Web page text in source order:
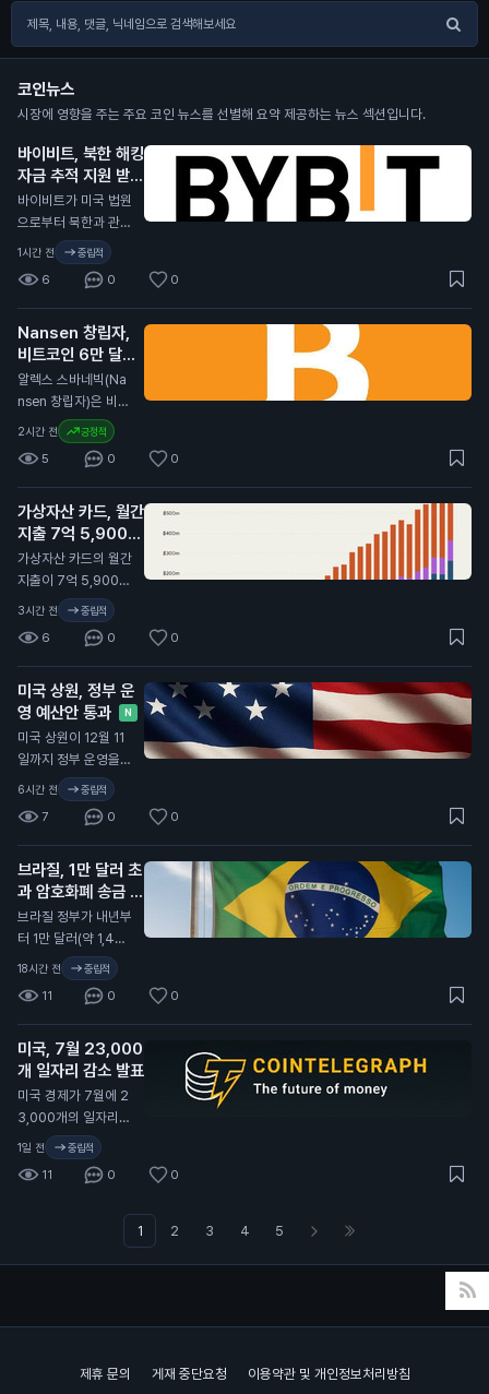
코인뉴스
시장에 영향을 주는 주요 코인 뉴스를 선별해 요약 제공하는 뉴스 섹션입니다.
바이비트, 북한 해킹
자금 추적 지원 받아
N
바이비트가 미국 법원
으로부터 북한과 관련
된 15억 달러 규모 해
킹 사건에 대한 추적
지원을 받았습니다.
그러나 도난당한 자금
의 90%는 이미 추적
이 불가능한 상태입니
다. 북한 해커들은 최
근 1,640개 기업을
침투했습니다. 이들은
가상자산 지갑을 주요
목표로 삼아 공격했습
니다. 연구자에 따르
면, 700~800개 조
직이 심각한 피해를
입었으며, 많은 기업
의 서버와 클라우드
시스템에 접근했습니
다. 이 사건은 일반 투
자자에게 중요한 의미
건이 가상자산 시장에
미치는 영향으로 인
해, 투자자들은 자산
의 안전성을 더욱 신
경 써야 할 것입니다.
1시간 전 중립적
6 0 0
Nansen 창립자,
비트코인 6만 달러
이하로 떨어지지 않
을 것 주장
N
알렉스 스바네빅(Na
nsen 창립자)은 비트
코인이 다시는 6만 달
러(약 8,000만 원)
이하로 떨어지지 않을
것이라고 주장했습니
다. 그는 현실 자산 거
래 덕분에 암호화폐
시장이 성장하고 있다
고 말했습니다. 스바
네빅은 최근 인터뷰에
서, 암호화폐가 실제
자산과 연결되면서 투
자자들이 더 많은 관
심을 보이고 있다고
설명했습니다. 그는
특히 미국 국채와 같
은 자산이 블록체인에
해 시장이 더욱 활성
화되고 있다고 강조했
트코인 투자자들에게
긍정적인 신호로 작용
할 수 있습니다. 비트
코인의 가격이 안정적
으로 유지되면, 더 많
은 사람들이 투자에
나설 가능성이 높아지
2시간 전 긍정적
5 0 0
가상자산 카드, 월간
지출 7억 5,900만
달러 기록
N
가상자산 카드의 월간
지출이 7억 5,900만
달러(약 1조 1,000억
원)를 기록했습니다.
이는 전년 대비 두 배
이상 증가한 수치입니
다. 가상자산 카드 사
용이 증가하면서, 많
은 사람들이 가상자산
을 일상에서 활용하고
있습니다. 이러한 변
화는 가상자산의 대중
화와 관련이 있습니
다. 특히, 데이터 센터
건설 비용이 증가하고
있어 가상자산과 인공
지능(AI) 관련 기업들
이 인프라를 확장하고
있습니다. 이 통계는
가상자산 카드 사용이
증가하고 있다는 것을
자자에게는 가상자산
의 수요가 높아지고
있다는 신호로 해석될
수 있습니다.
3시간 전 중립적
6 0 0
미국 상원, 정부 운
영 예산안 통과
N
미국 상원이 12월 11
일까지 정부 운영을
유지하는 예산안을 통
과시켰습니다. 이번
예산안은 현재의 정부
자금 지원 수준을 유
지하며, 여성, 유아 및
아동을 위한 특별 보
충 영양 프로그램(WI
C)과 국가 안보 프로
그램 등을 포함합니
다. 상원은 이 예산안
으로 사이버 보안 권
한과 기술 현대화 기
금을 연장했습니다.
이번 통과된 예산안은
정부의 자금 지원을
유지하지만, 향후 더
큰 지출 논의가 남아
있습니다. 이는 일반
투자자들에게 정부의
6시간 전 중립적
7 0 0
브라질, 1만 달러 초
과 암호화폐 송금 지
연 발표
N
브라질 정부가 내년부
터 1만 달러(약 1,400
만 원) 이상의 암호화
폐 송금을 최대 24시
간 지연시키기로 했습
니다. 이는 새로운 사
기 방지 규정에 따른
조치입니다. 이번 규
정은 외국 기업이나
개인 지갑으로의 송금
에 적용됩니다. 브라
질 정부는 이를 통해
금융 범죄를 예방하
다는 의도를 밝혔습니
다. 새로운 규정은 내
년부터 시행될 예정입
거래가 늦어질 수 있
가 필요합니다. 특히
18시간 전 중립적
11 0 0
미국, 7월 23,000
개 일자리 감소 발표
미국 경제가 7월에 2
3,000개의 일자리를
잃었다고 발표했습니
다. 이는 80,000개
의 일자리 증가 예상
1%로 소폭 감소했습
습니다. 이는 연방준
1일 전 중립적
11 0 0
1 2 3 4 5
제휴 문의 게재 중단요청 이용약관 및 개인정보처리방침